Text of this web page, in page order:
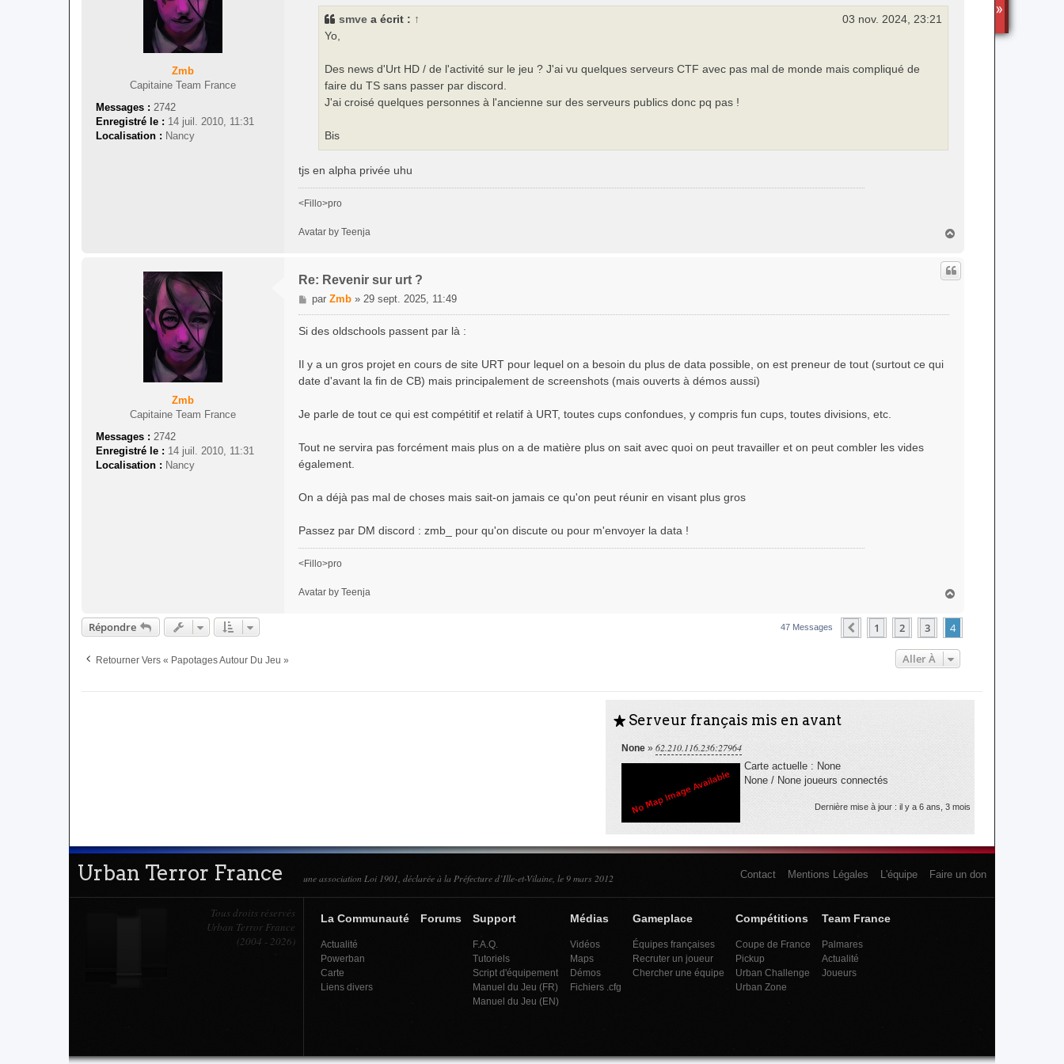
Zmb
Capitaine Team France
Messages : 2742
Enregistré le : 14 juil. 2010, 11:31
Localisation : Nancy
smve a écrit : ↑
03 nov. 2024, 23:21
Yo,
Des news d'Urt HD / de l'activité sur le jeu ? J'ai vu quelques serveurs CTF avec pas mal de monde mais compliqué de
faire du TS sans passer par discord.
J'ai croisé quelques personnes à l'ancienne sur des serveurs publics donc pq pas !
Bis
tjs en alpha privée uhu
<Fillo>pro
Avatar by Teenja
u
t
Zmb
Capitaine Team France
Messages : 2742
Enregistré le : 14 juil. 2010, 11:31
Localisation : Nancy
Re: Revenir sur urt ?
M
e
s
g
e
par Zmb» 29 sept. 2025, 11:49
Si des oldschools passent par là :
Il y a un gros projet en cours de site URT pour lequel on a besoin du plus de data possible, on est preneur de tout (surtout ce qui
date d'avant la fin de CB) mais principalement de screenshots (mais ouverts à démos aussi)
Je parle de tout ce qui est compétitif et relatif à URT, toutes cups confondues, y compris fun cups, toutes divisions, etc.
Tout ne servira pas forcément mais plus on a de matière plus on sait avec quoi on peut travailler et on peut combler les vides
également.
On a déjà pas mal de choses mais sait-on jamais ce qu'on peut réunir en visant plus gros
Passez par DM discord : zmb_ pour qu'on discute ou pour m'envoyer la data !
<Fillo>pro
Avatar by Teenja
u
t
Répondre 47 Messages Précédente
1 2 3 4
Retourner Vers « Papotages Autour Du Jeu » Aller À
S Serveur français mis en avant
None » 62.210.116.236:27964
Carte actuelle : None
None / None joueurs connectés
Dernière mise à jour : il y a 6 ans, 3 mois
Urban Terror France une association Loi 1901, déclarée à la Préfecture d’Ille-et-Vilaine, le 9 mars 2012 Faire un don
L'équipe
Mentions Légales
Contact
Tous droits réservés
Urban Terror France
(2004 - 2026)
La Communauté
Actualité
Powerban
Carte
Liens divers
Forums Support
F.A.Q.
Tutoriels
Script d'équipement
Manuel du Jeu (FR)
Manuel du Jeu (EN)
Médias
Vidéos
Maps
Démos
Fichiers .cfg
Gameplace
Équipes françaises
Recruter un joueur
Chercher une équipe
Compétitions
Coupe de France
Pickup
Urban Challenge
Urban Zone
Team France
Palmares
Actualité
Joueurs